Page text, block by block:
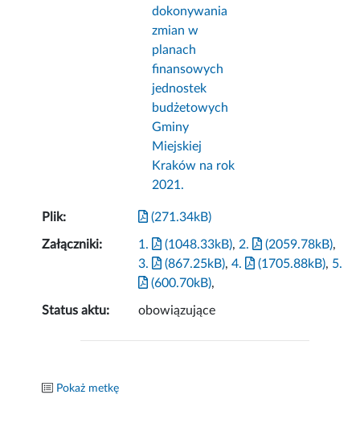
dokonywania
zmian w
planach
finansowych
jednostek
budżetowych
Gminy
Miejskiej
Kraków na rok
2021.
Plik: (271.34kB)
Załączniki: 1. (1048.33kB), 2. (2059.78kB),
3.
(867.25kB),4. (1705.88kB), 5.
(600.70kB),
Status aktu: obowiązujące
Pokaż metkę